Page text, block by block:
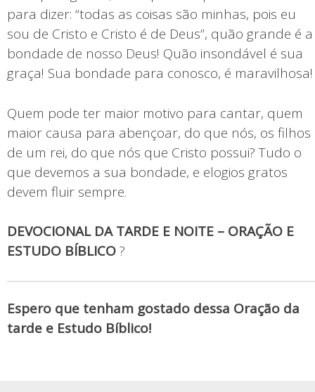
para dizer: “todas as coisas são minhas, pois eu
sou de Cristo e Cristo é de Deus”, quão grande é a
bondade de nosso Deus! Quão insondável é sua
graça! Sua bondade para conosco, é maravilhosa!
Quem pode ter maior motivo para cantar, quem
maior causa para abençoar, do que nós, os filhos
de um rei, do que nós que Cristo possui? Tudo o
que devemos a sua bondade, e elogios gratos
devem fluir sempre.
DEVOCIONAL DA TARDE E NOITE – ORAÇÃO E
ESTUDO BÍBLICO?
Espero que tenham gostado dessa Oração da
tarde e Estudo Bíblico!